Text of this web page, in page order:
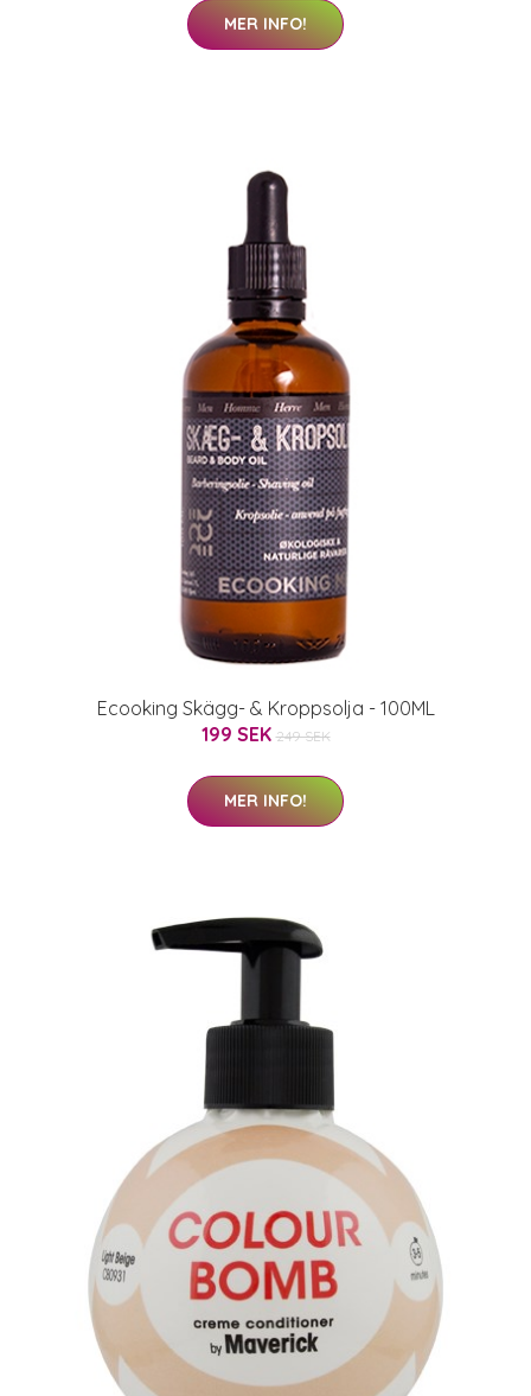
MER INFO!
Ecooking Skägg- & Kroppsolja - 100ML
199 SEK 249 SEK
MER INFO!